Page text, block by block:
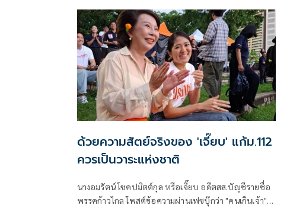
ด้วยความสัตย์จริงของ 'เจี๊ยบ' แก้ม.112
ควรเป็นวาระแห่งชาติ
นางอมรัตน์ โชคปมิตต์กุล หรือเจี๊ยบ อดีตสส.บัญชีรายชื่อ
พรรคก้าวไกล โพสต์ข้อความผ่านเฟซบุ๊กว่า "คนเกินเจ้า"